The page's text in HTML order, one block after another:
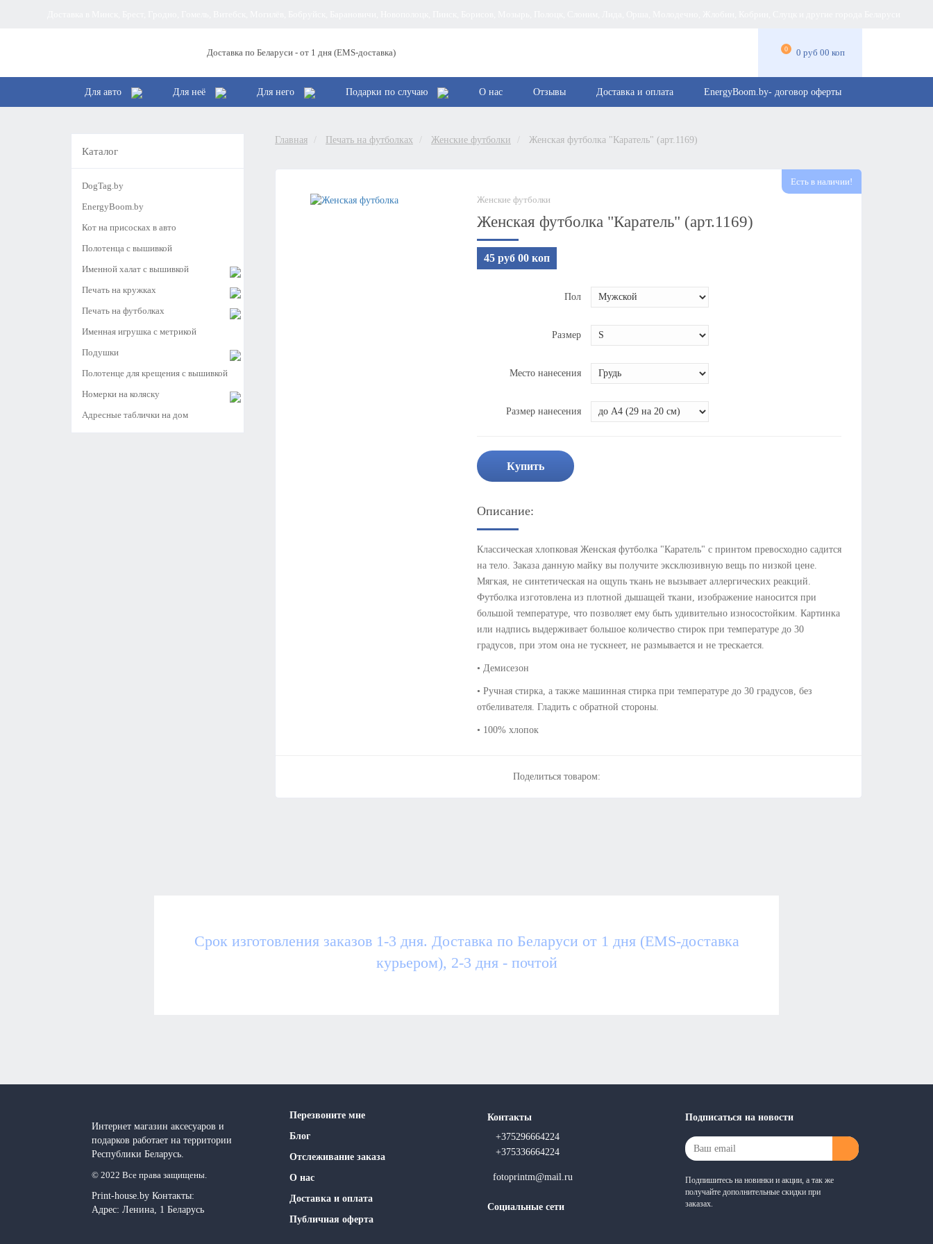
Доставка по Беларуси - от 1 дня (EMS-доставка) 0 0 руб 00 коп
Для авто Для неё Для него Подарки по случаю О нас Отзывы Доставка и оплата EnergyBoom.by- договор оферты
Каталог
DogTag.by
EnergyBoom.by
Кот на присосках в авто
Полотенца с вышивкой
Именной халат с вышивкой
Печать на кружках
Печать на футболках
Именная игрушка с метрикой
Подушки
Полотенце для крещения с вышивкой
Номерки на коляску
Адресные таблички на дом
Главная Печать на футболках Женские футболки Женская футболка "Каратель" (арт.1169)
Есть в наличии!
Женские футболки
Женская футболка "Каратель" (арт.1169)
45 руб 00 коп
Пол
Размер
Место нанесения
Размер нанесения
Купить
Описание:
Классическая хлопковая Женская футболка "Каратель" с принтом превосходно садится
на тело. Заказа данную майку вы получите эксклюзивную вещь по низкой цене.
Мягкая, не синтетическая на ощупь ткань не вызывает аллергических реакций.
Футболка изготовлена из плотной дышащей ткани, изображение наносится при
большой температуре, что позволяет ему быть удивительно износостойким. Картинка
или надпись выдерживает большое количество стирок при температуре до 30
градусов, при этом она не тускнеет, не размывается и не трескается.
• Демисезон
• Ручная стирка, а также машинная стирка при температуре до 30 градусов, без
отбеливателя. Гладить с обратной стороны.
• 100% хлопок
Поделиться товаром:
Срок изготовления заказов 1-3 дня. Доставка по Беларуси от 1 дня (EMS-доставка
курьером), 2-3 дня - почтой
Интернет магазин аксесуаров и
подарков работает на территории
Реcпублики Беларусь.
© 2022 Все права защищены.
Print-house.by Контакты:
Адрес: Ленина, 1 Беларусь
Перезвоните мне
Блог
Отслеживание заказа
О нас
Доставка и оплата
Публичная оферта
Контакты
+375296664224
+375336664224
fotoprintm@mail.ru
Социальные сети
Подписаться на новости
Подпишитесь на новинки и акции, а так же
получайте дополнительные скидки при
заказах.